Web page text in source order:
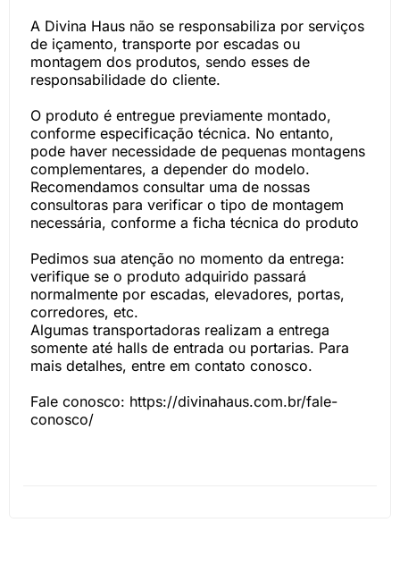
A Divina Haus não se responsabiliza por serviços
de içamento, transporte por escadas ou
montagem dos produtos, sendo esses de
responsabilidade do cliente.
O produto é entregue previamente montado,
conforme especificação técnica. No entanto,
pode haver necessidade de pequenas montagens
complementares, a depender do modelo.
Recomendamos consultar uma de nossas
consultoras para verificar o tipo de montagem
necessária, conforme a ficha técnica do produto
Pedimos sua atenção no momento da entrega:
verifique se o produto adquirido passará
normalmente por escadas, elevadores, portas,
corredores, etc.
Algumas transportadoras realizam a entrega
somente até halls de entrada ou portarias. Para
mais detalhes, entre em contato conosco.
Fale conosco: https://divinahaus.com.br/fale-
conosco/